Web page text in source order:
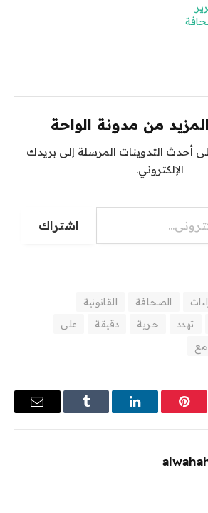
من مدونة الواحة
أحدث التدوينات المرسلة إلى بريدك
الإلكتروني.
اشتراك
الصحافة
القانونية
تهدد حرية دقيقة
على
مع
بينتيريستلينكدإن Tumblr
البريد